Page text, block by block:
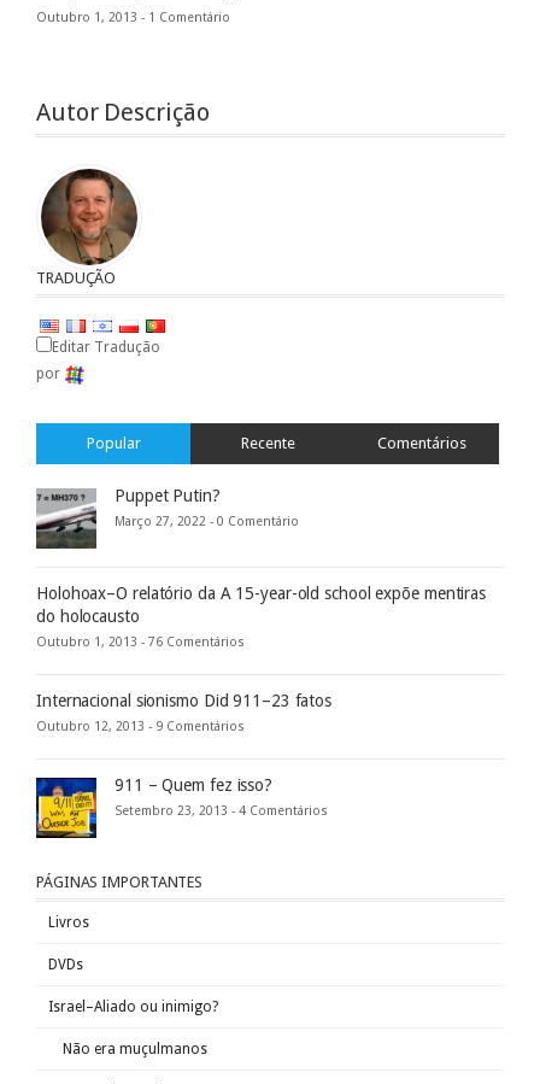
Outubro 1, 2013 - 1 Comentário
Autor Descrição
TRADUÇÃO
Editar Tradução
por
Popular Recente Comentários
Puppet Putin?
Março 27, 2022 - 0 Comentário
Holohoax–O relatório da A 15-year-old school expõe mentiras
do holocausto
Outubro 1, 2013 - 76 Comentários
Internacional sionismo Did 911–23 fatos
Outubro 12, 2013 - 9 Comentários
911 – Quem fez isso?
Setembro 23, 2013 - 4 Comentários
PÁGINAS IMPORTANTES
Livros
DVDs
Israel–Aliado ou inimigo?
Não era muçulmanos